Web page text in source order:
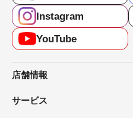
Instagram
YouTube
店舗情報
サービス